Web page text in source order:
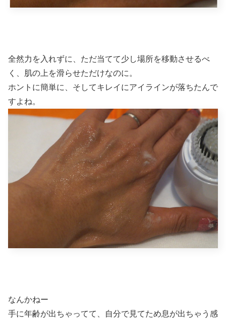
全然力を入れずに、ただ当てて少し場所を移動させるべ
く、肌の上を滑らせただけなのに。
ホントに簡単に、そしてキレイにアイラインが落ちたんで
すよね。
なんかねー
手に年齢が出ちゃってて、自分で見てため息が出ちゃう感